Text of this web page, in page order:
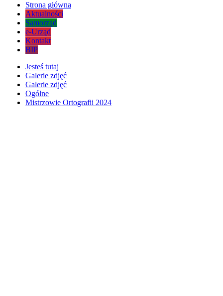
Strona główna
Aktualności
Samorząd
e-Urząd
Kontakt
BIP
Jesteś tutaj
Galerie zdjęć
Galerie zdjęć
Ogólne
Mistrzowie Ortografii 2024